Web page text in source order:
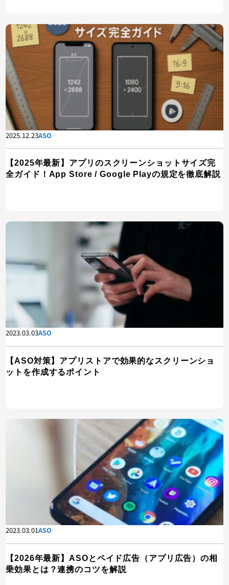
2025.12.23ASO
【2025年最新】アプリのスクリーンショットサイズ完
全ガイド！App Store / Google Playの規定を徹底解説
2023.03.03ASO
【ASO対策】アプリストアで効果的なスクリーンショ
ットを作成するポイント
2023.03.01ASO
【2026年最新】ASOとペイド広告（アプリ広告）の相
乗効果とは？連携のコツを解説